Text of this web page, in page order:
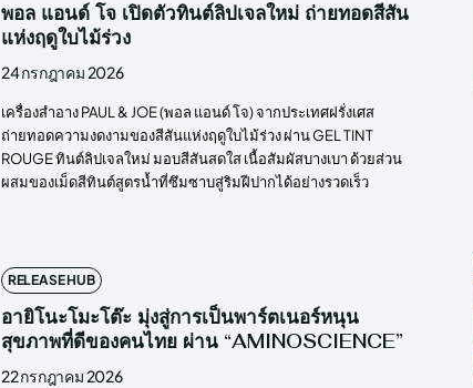
พอล แอนด์ โจ เปิดตัวทินต์ลิปเจลใหม่ ถ่ายทอดสีสัน
แห่งฤดูใบไม้ร่วง
24 กรกฎาคม 2026
เครื่องสำอาง PAUL & JOE (พอล แอนด์ โจ) จากประเทศฝรั่งเศส
ถ่ายทอดความงดงามของสีสันแห่งฤดูใบไม้ร่วง ผ่าน GEL TINT
ROUGE ทินต์ลิปเจลใหม่ มอบสีสันสดใส เนื้อสัมผัสบางเบา ด้วยส่วน
ผสมของเม็ดสีทินต์สูตรน้ำที่ซึมซาบสู่ริมฝีปากได้อย่างรวดเร็ว
RELEASE HUB
อายิโนะโมะโต๊ะ มุ่งสู่การเป็นพาร์ตเนอร์หนุน
สุขภาพที่ดีของคนไทย ผ่าน “AMINOSCIENCE”
22 กรกฎาคม 2026